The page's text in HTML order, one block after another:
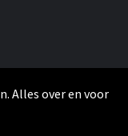
Alles over en voor